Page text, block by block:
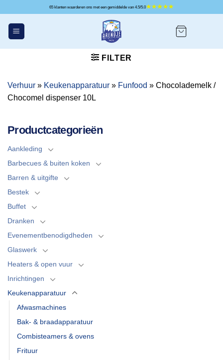
inhoud
65 klanten waarderen ons met een gemiddelde van 4.5/5.0
FILTER
Verhuur » Keukenapparatuur » Funfood » Chocolademelk /
Chocomel dispenser 10L
Productcategorieën
Aankleding
Barbecues & buiten koken
Barren & uitgifte
Bestek
Buffet
Dranken
Evenementbenodigdheden
Glaswerk
Heaters & open vuur
Inrichtingen
Keukenapparatuur
Afwasmachines
Bak- & braadapparatuur
Combisteamers & ovens
Frituur